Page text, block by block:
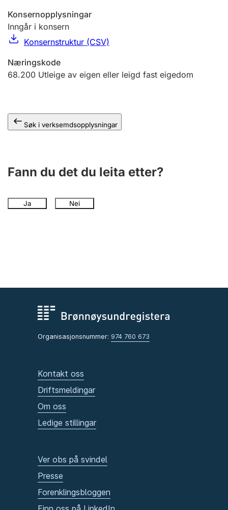
Andre tema
Konsernopplysningar
Inngår i konsern
Konsernstruktur (CSV)
Næringskode
68.200 Utleige av eigen eller leigd fast eigedom
Søk i verksemdsopplysningar
Fann du det du leita etter?
Ja Nei
Organisasjonsnummer: 974 760 673
Kontakt oss
Driftsmeldingar
Om oss
Ledige stillingar
Ver obs på svindel
Presse
Forenklingsbloggen